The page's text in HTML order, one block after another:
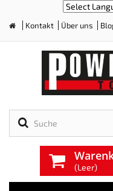
Kontakt Über uns
(Leer)